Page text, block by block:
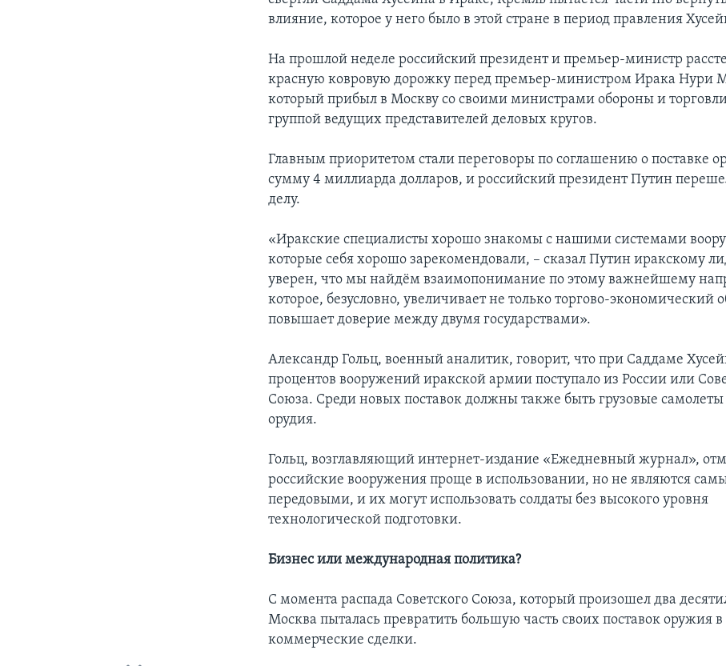
влияние, которое у него было в этой стране в период правления
На прошлой неделе российский президент и премьер-министр
красную ковровую дорожку перед премьер-министром Ирака Нури
который прибыл в Москву со своими министрами обороны и
группой ведущих представителей деловых кругов.
Главным приоритетом стали переговоры по соглашению о поставке
сумму 4 миллиарда долларов, и российский президент Путин
делу.
«Иракские специалисты хорошо знакомы с нашими системами
которые себя хорошо зарекомендовали, – сказал Путин иракскому
уверен, что мы найдём взаимопонимание по этому важнейшему
которое, безусловно, увеличивает не только торгово-экономический
повышает доверие между двумя государствами».
Александр Гольц, военный аналитик, говорит, что при Саддаме
процентов вооружений иракской армии поступало из России или
Союза. Среди новых поставок должны также быть грузовые
орудия.
Гольц, возглавляющий интернет-издание «Ежедневный журнал»,
российские вооружения проще в использовании, но не являются
передовыми, и их могут использовать солдаты без высокого уровня
технологической подготовки.
Бизнес или международная политика?
С момента распада Советского Союза, который произошел два
Москва пыталась превратить большую часть своих поставок оружия
коммерческие сделки.